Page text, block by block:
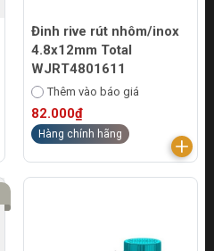
Đinh rive rút nhôm/inox
4.8x12mm Total
WJRT4801611
Thêm vào báo giá
82.000₫
Hàng chính hãng